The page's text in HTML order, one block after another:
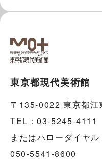
東京都現代美術館
〒135-0022 東京都江
TEL：03-5245-4111
またはハローダイヤ
050-5541-8600